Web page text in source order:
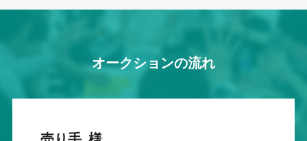
オークションの流れ